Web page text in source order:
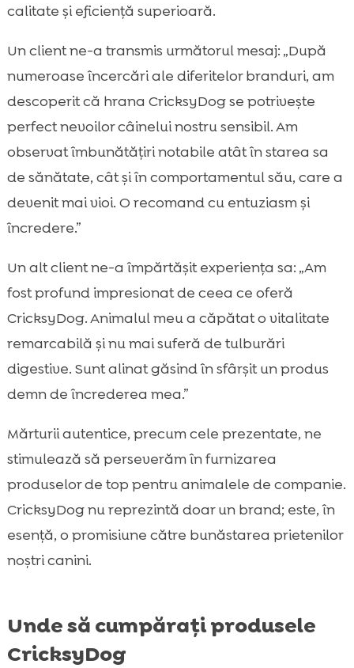
calitate și eficiență superioară.
Un client ne-a transmis următorul mesaj: „După
numeroase încercări ale diferitelor branduri, am
descoperit că hrana CricksyDog se potrivește
perfect nevoilor câinelui nostru sensibil. Am
observat îmbunătățiri notabile atât în starea sa
de sănătate, cât și în comportamentul său, care a
devenit mai vioi. O recomand cu entuziasm și
încredere.”
Un alt client ne-a împărtășit experiența sa: „Am
fost profund impresionat de ceea ce oferă
CricksyDog. Animalul meu a căpătat o vitalitate
remarcabilă și nu mai suferă de tulburări
digestive. Sunt alinat găsind în sfârșit un produs
demn de încrederea mea.”
Mărturii autentice, precum cele prezentate, ne
stimulează să perseverăm în furnizarea
produselor de top pentru animalele de companie.
CricksyDog nu reprezintă doar un brand; este, în
esență, o promisiune către bunăstarea prietenilor
noștri canini.
Unde să cumpărați produsele
CricksyDog